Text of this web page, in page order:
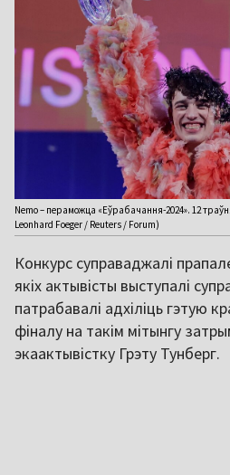
Nemo – пераможца «Еўрабачання-2024». 12
Leonhard Foeger / Reuters / Forum)
Конкурс суправаджалі
якіх актывісты выступалі
патрабавалі адхіліць гэтую
фіналу на такім мітынгу
экаактывістку Грэту Тунберг.